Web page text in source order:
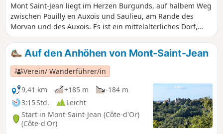
Mont Saint-Jean liegt im Herzen Burgunds, auf halbem Weg
zwischen Pouilly en Auxois und Saulieu, am Rande des
Morvan und des Auxois. Es ist ein mittelalterliches Dorf,
dessen Burg sich auf 490 m Höhe auf einem Felsvorsprung
erhebt und ein weites Tal überblickt, durch das die Flüsse
Doran und Serein fließen. Sein höchster Punkt liegt auf 578
m (Croix Thomas).
Auf den Anhöhen von Mont-Saint-Jean
Verein/ Wanderführer/in
9,41 km
+185 m
-184 m
3:15 Std.
Leicht
Start in Mont-Saint-Jean (Côte-d'Or)
(Côte-d'Or)